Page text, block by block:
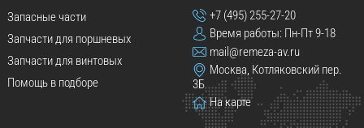
Запасные части
Запчасти для поршневых
Запчасти для винтовых
Помощь в подборе
+7 (495) 255-27-20
Время работы: Пн-Пт 9-18
mail@remeza-av.ru
Москва, Котляковский пер.
3Б
На карте